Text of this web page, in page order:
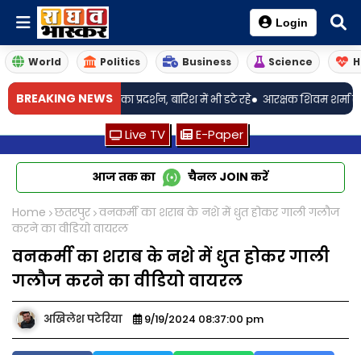
Login
World Politics Business Science
BREAKING NEWS
लेकर युवाओं का प्रदर्शन, बारिश में भी डटे रहे• आरक्षक शिवम शर्मा का अग्रिम
Live TV E-Paper
आज तक का चैनल JOIN करें
Home छतरपुर वनकर्मी का शराब के नशे में धुत होकर गाली गलौज
करने का वीडियो वायरल
वनकर्मी का शराब के नशे में धुत होकर गाली
गलौज करने का वीडियो वायरल
अखिलेश पटेरिया 9/19/2024 08:37:00 pm